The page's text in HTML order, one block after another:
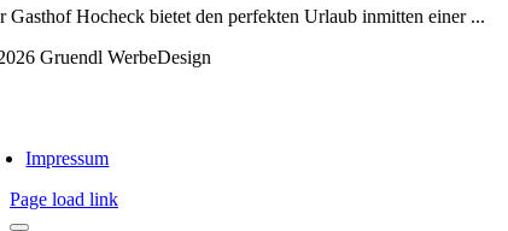
Gasthof Hocheck bietet den perfekten Urlaub inmitten einer ...
Gruendl WerbeDesign
Impressum
Page load link